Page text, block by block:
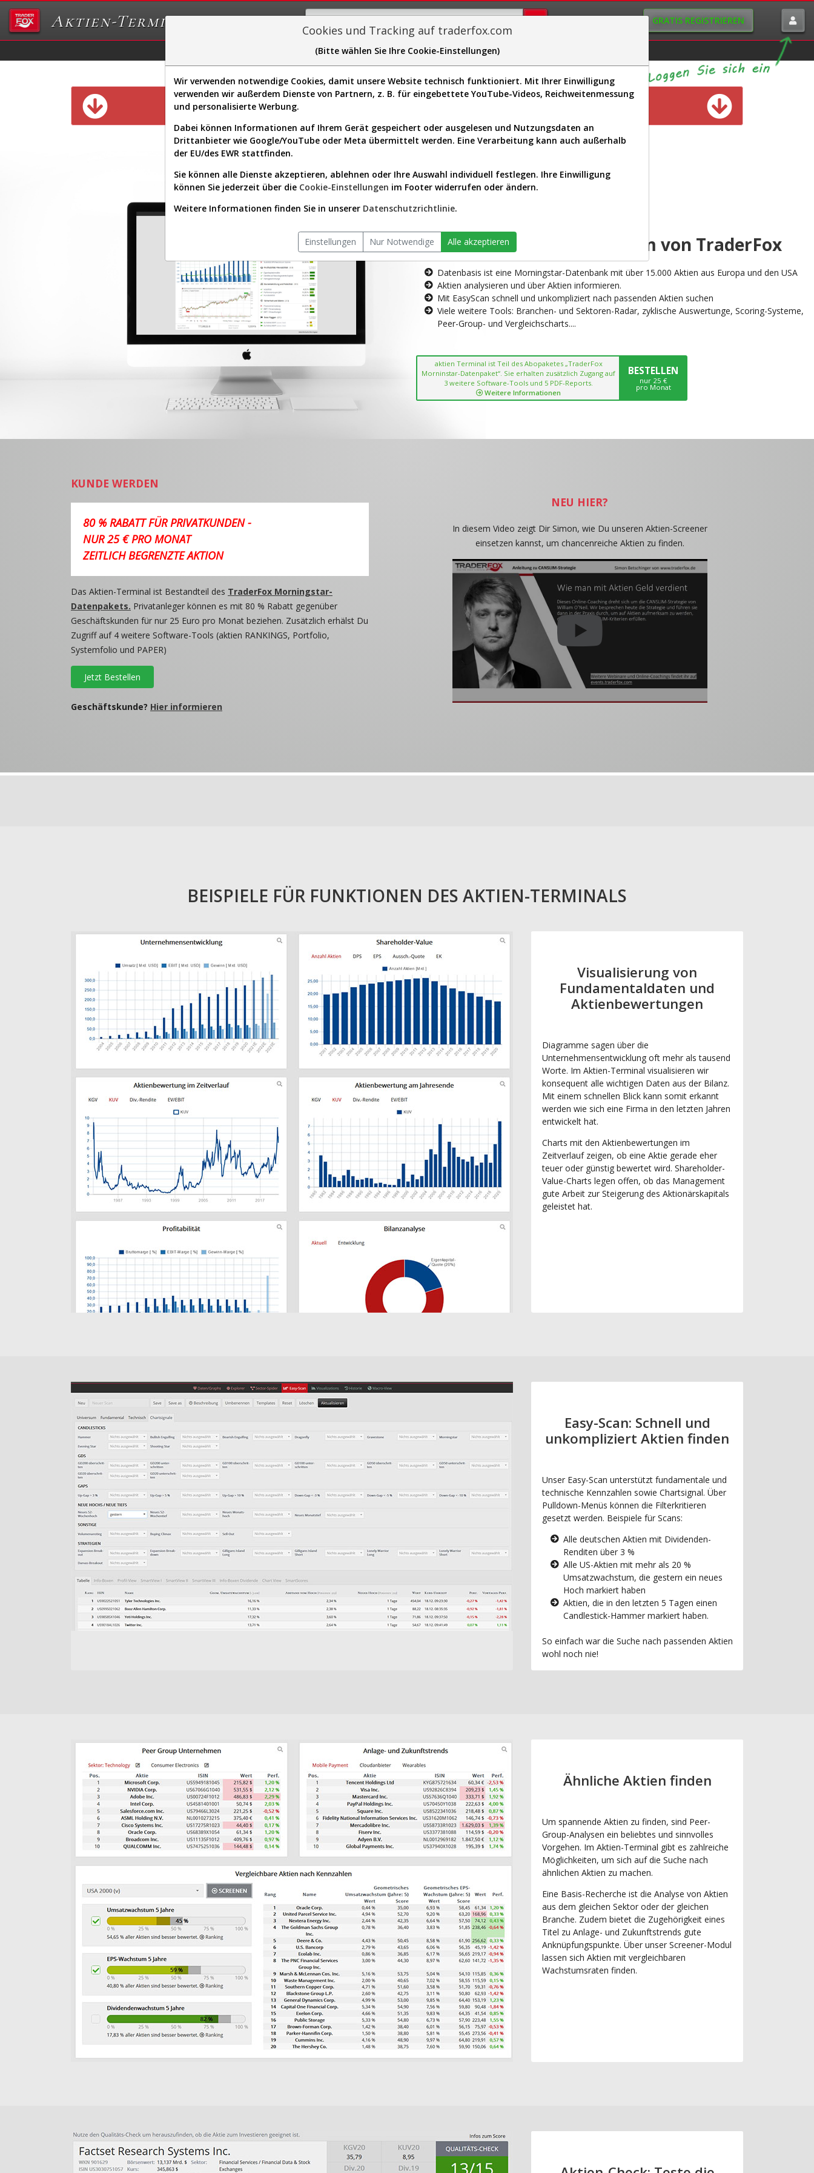
Aktien-Terminal GRATIS REGISTRIEREN
Sector-Spider Easy-Scan Visualizations
Diese Funktion ist nur für Premium-Kunden verfügbar
AKTIEN-TERMINAL
Die Aktienanalyse-Plattform von TraderFox
Datenbasis ist eine Morningstar-Datenbank mit über 15.000 Aktien aus Europa und den USA
Aktien analysieren und über Aktien informieren.
Mit EasyScan schnell und unkompliziert nach passenden Aktien suchen
Viele weitere Tools: Branchen- und Sektoren-Radar, zyklische Auswertunge, Scoring-Systeme,
Peer-Group- und Vergleichscharts....
aktien Terminal ist Teil des Abopaketes „TraderFox
Morninstar-Datenpaket“. Sie erhalten zusätzlich Zugang auf
3 weitere Software-Tools und 5 PDF-Reports.
Weitere Informationen
BESTELLEN
nur 25 €
pro Monat
KUNDE WERDEN
80 % RABATT FÜR PRIVATKUNDEN -
NUR 25 € PRO MONAT
ZEITLICH BEGRENZTE AKTION
Das Aktien-Terminal ist Bestandteil des TraderFox Morningstar-
Datenpakets. Privatanleger können es mit 80 % Rabatt gegenüber
Geschäftskunden für nur 25 Euro pro Monat beziehen. Zusätzlich erhälst Du
Zugriff auf 4 weitere Software-Tools (aktien RANKINGS, Portfolio,
Systemfolio und PAPER)
Jetzt Bestellen
Geschäftskunde? Hier informieren
NEU HIER?
In diesem Video zeigt Dir Simon, wie Du unseren Aktien-Screener
einsetzen kannst, um chancenreiche Aktien zu finden.
BEISPIELE FÜR FUNKTIONEN DES AKTIEN-TERMINALS
Visualisierung von
Fundamentaldaten und
Aktienbewertungen
Diagramme sagen über die
Unternehmensentwicklung oft mehr als tausend
Worte. Im Aktien-Terminal visualisieren wir
konsequent alle wichtigen Daten aus der Bilanz.
Mit einem schnellen Blick kann somit erkannt
werden wie sich eine Firma in den letzten Jahren
entwickelt hat.
Charts mit den Aktienbewertungen im
Zeitverlauf zeigen, ob eine Aktie gerade eher
teuer oder günstig bewertet wird. Shareholder-
Value-Charts legen offen, ob das Management
gute Arbeit zur Steigerung des Aktionärskapitals
geleistet hat.
Easy-Scan: Schnell und
unkompliziert Aktien finden
Unser Easy-Scan unterstützt fundamentale und
technische Kennzahlen sowie Chartsignal. Über
Pulldown-Menüs können die Filterkritieren
gesetzt werden. Beispiele für Scans:
Alle deutschen Aktien mit Dividenden-
Renditen über 3 %
Alle US-Aktien mit mehr als 20 %
Umsatzwachstum, die gestern ein neues
Hoch markiert haben
Aktien, die in den letzten 5 Tagen einen
Candlestick-Hammer markiert haben.
So einfach war die Suche nach passenden Aktien
wohl noch nie!
Ähnliche Aktien finden
Um spannende Aktien zu finden, sind Peer-
Group-Analysen ein beliebtes und sinnvolles
Vorgehen. Im Aktien-Terminal gibt es zahlreiche
Möglichkeiten, um sich auf die Suche nach
ähnlichen Aktien zu machen.
Eine Basis-Recherche ist die Analyse von Aktien
aus dem gleichen Sektor oder der gleichen
Branche. Zudem bietet die Zugehörigkeit eines
Titel zu Anlage- und Zukunftstrends gute
Anknüpfungspunkte. Über unser Screener-Modul
lassen sich Aktien mit vergleichbaren
Wachstumsraten finden.
Cookies und Tracking auf traderfox.com
(Bitte wählen Sie Ihre Cookie-Einstellungen)
Wir verwenden notwendige Cookies, damit unsere Website technisch funktioniert. Mit Ihrer Einwilligung
verwenden wir außerdem Dienste von Partnern, z. B. für eingebettete YouTube-Videos, Reichweitenmessung
und personalisierte Werbung.
Dabei können Informationen auf Ihrem Gerät gespeichert oder ausgelesen und Nutzungsdaten an
Drittanbieter wie Google/YouTube oder Meta übermittelt werden. Eine Verarbeitung kann auch außerhalb
der EU/des EWR stattfinden.
Sie können alle Dienste akzeptieren, ablehnen oder Ihre Auswahl individuell festlegen. Ihre Einwilligung
können Sie jederzeit über die Cookie-Einstellungen im Footer widerrufen oder ändern.
Weitere Informationen finden Sie in unserer Datenschutzrichtlinie.
Einstellungen Nur Notwendige Alle akzeptieren